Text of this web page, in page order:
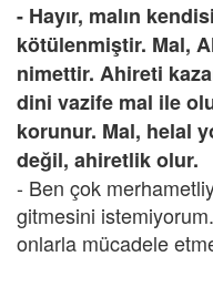
- Hayır, malın
kötülenmiştir. Mal,
nimettir. Ahireti
dini vazife mal ile
korunur. Mal, helal
değil, ahiretlik olur.
- Ben çok
gitmesini
onlarla mücadele